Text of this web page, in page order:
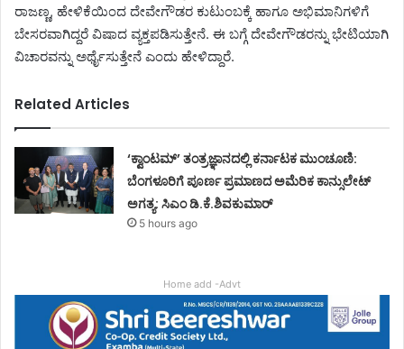
ರಾಜಣ್ಣ, ಹೇಳಿಕೆಯಿಂದ ದೇವೇಗೌಡರ ಕುಟುಂಬಕ್ಕೆ ಹಾಗೂ ಅಭಿಮಾನಿಗಳಿಗೆ
ಬೇಸರವಾಗಿದ್ದರೆ ವಿಷಾದ ವ್ಯಕ್ತಪಡಿಸುತ್ತೇನೆ. ಈ ಬಗ್ಗೆ ದೇವೇಗೌಡರನ್ನು ಭೇಟಿಯಾಗಿ
ವಿಚಾರವನ್ನು ಅರ್ಥೈಸುತ್ತೇನೆ ಎಂದು ಹೇಳಿದ್ದಾರೆ.
Related Articles
‘ಕ್ವಾಂಟಮ್’ ತಂತ್ರಜ್ಞಾನದಲ್ಲಿ ಕರ್ನಾಟಕ ಮುಂಚೂಣಿ:
ಬೆಂಗಳೂರಿಗೆ ಪೂರ್ಣ ಪ್ರಮಾಣದ ಅಮೆರಿಕ ಕಾನ್ಸುಲೇಟ್
ಅಗತ್ಯ: ಸಿಎಂ ಡಿ.ಕೆ.ಶಿವಕುಮಾರ್
5 hours ago
Home add -Advt